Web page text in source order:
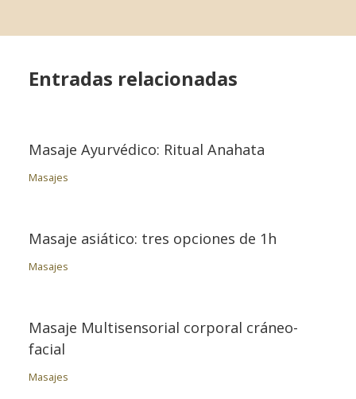
Entradas relacionadas
Masaje Ayurvédico: Ritual Anahata
Masajes
Masaje asiático: tres opciones de 1h
Masajes
Masaje Multisensorial corporal cráneo-
facial
Masajes